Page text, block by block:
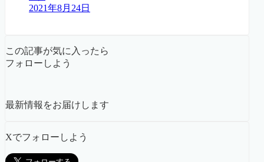
2021年8月24日
この記事が気に入ったら
フォローしよう
最新情報をお届けします
Xでフォローしよう